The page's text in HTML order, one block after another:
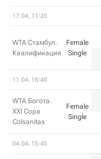
17.04, 11:20
WTA Стамбул.
Квалификация
Female
Single
11.04, 18:40
WTA Богота.
XXI Copa
Colsanitas
Female
Single
04.04, 15:45